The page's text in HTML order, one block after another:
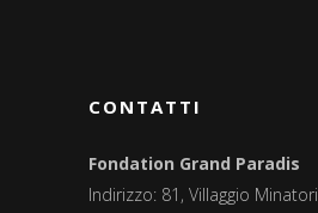
CONTATTI
Fondation Grand Paradis
Indirizzo: 81, Villaggio Minatori